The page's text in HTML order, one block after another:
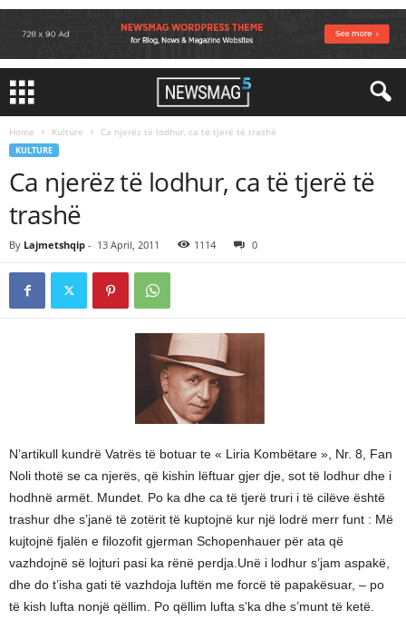
Home Kulture Ca njerëz të lodhur, ca të tjerë të trashë
KULTURE
Ca njerëz të lodhur, ca të tjerë të
trashë
By Lajmetshqip - 13 April, 2011 1114 0
N’artikull kundrë Vatrës të botuar te « Liria Kombëtare », Nr. 8, Fan
Noli thotë se ca njerës, që kishin lëftuar gjer dje, sot të lodhur dhe i
hodhnë armët. Mundet. Po ka dhe ca të tjerë truri i të cilëve është
trashur dhe s’janë të zotërit të kuptojnë kur një lodrë merr funt : Më
kujtojnë fjalën e filozofit gjerman Schopenhauer për ata që
vazhdojnë së lojturi pasi ka rënë perdja.Unë i lodhur s’jam aspakë,
dhe do t’isha gati të vazhdoja luftën me forcë të papakësuar, – po
të kish lufta nonjë qëllim. Po qëllim lufta s’ka dhe s’munt të ketë.